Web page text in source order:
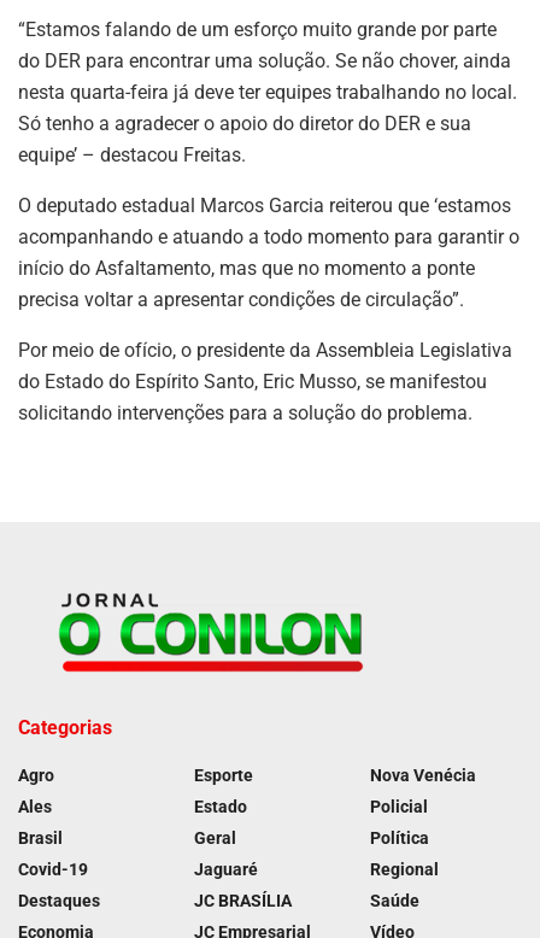
“Estamos falando de um esforço muito grande por parte
do DER para encontrar uma solução. Se não chover, ainda
nesta quarta-feira já deve ter equipes trabalhando no local.
Só tenho a agradecer o apoio do diretor do DER e sua
equipe’ – destacou Freitas.
O deputado estadual Marcos Garcia reiterou que ‘estamos
acompanhando e atuando a todo momento para garantir o
início do Asfaltamento, mas que no momento a ponte
precisa voltar a apresentar condições de circulação”.
Por meio de ofício, o presidente da Assembleia Legislativa
do Estado do Espírito Santo, Eric Musso, se manifestou
solicitando intervenções para a solução do problema.
Categorias
Agro
Ales
Brasil
Covid-19
Destaques
Economia
Esporte
Estado
Geral
Jaguaré
JC BRASÍLIA
JC Empresarial
Nova Venécia
Policial
Política
Regional
Saúde
Vídeo